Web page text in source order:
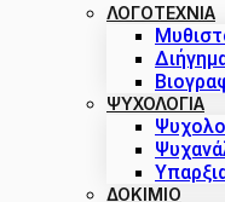
ΛΟΓΟΤΕΧΝΙΑ
ΨΥΧΟΛΟΓΙΑ
ΔΟΚΊΜΙΟ